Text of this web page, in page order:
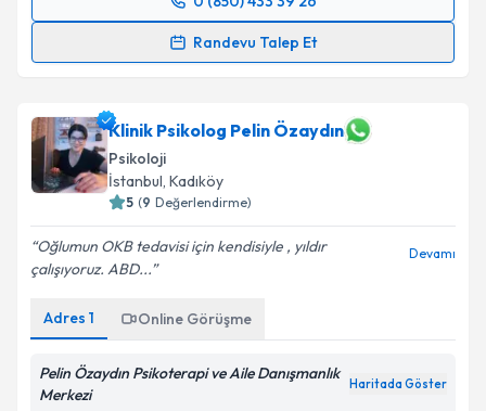
Takvim Talebini Gönder
Randevu Talep Et
Randevu Takvimi Talebi
takvim hazırlandığında e-posta ile bilgilendireceğiz.
E-posta Adresiniz
Kişisel verilerimin işlenmesine ilişkin
kapsamda işlenmesini kabul ediyorum.
Takvim Talebini Gönder
Klinik Psikolog Pelin Özaydın
Psikoloji
İstanbul, Kadıköy
5 (9 Değerlendirme)
Oğlumun OKB tedavisi için kendisiyle , yıldır
çalışıyoruz. ABD...
Devamı
Adres 1 Online Görüşme
Pelin Özaydın Psikoterapi ve Aile Danışmanlık
Merkezi
Haritada Göster